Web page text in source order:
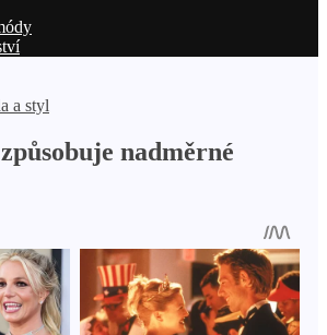
a styl
nadměrné